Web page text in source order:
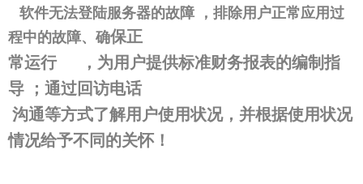
软件无法登陆服务器的故障 ，排除用户正常应用过
程中的故障、确保正
常运行 ，为用户提供标准财务报表的编制指
导 ；通过回访电话
沟通等方式了解用户使用状况，并根据使用状况
情况给予不同的关怀！